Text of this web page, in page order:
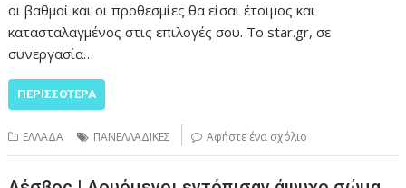
οι βαθμοί και οι προθεσμίες θα είσαι έτοιμος και
κατασταλαγμένος στις επιλογές σου. Το star.gr, σε
συνεργασία…
ΠΕΡΙΣΣΌΤΕΡΑ
ΕΛΛΑΔΑ ΠΑΝΕΛΛΑΔΙΚΕΣ Αφήστε ένα σχόλιο